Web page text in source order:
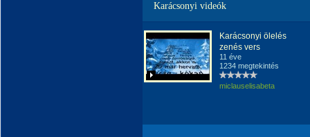
Karácsonyi videók
Karácsonyi ölelés
zenés vers
11 éve
1234 megtekintés
miclauselisabeta